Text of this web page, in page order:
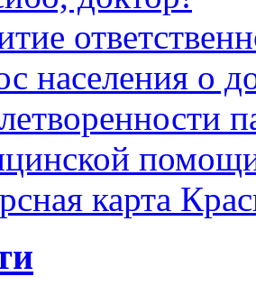
населения о
карта